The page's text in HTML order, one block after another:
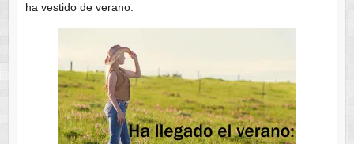
ha vestido de verano.